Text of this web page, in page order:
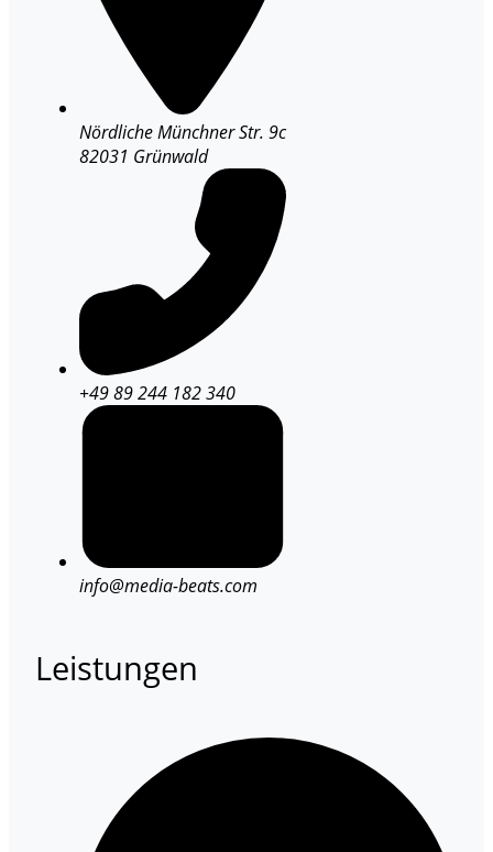
Nördliche Münchner Str. 9c
82031 Grünwald
+49 89 244 182 340
info@media-beats.com
Leistungen